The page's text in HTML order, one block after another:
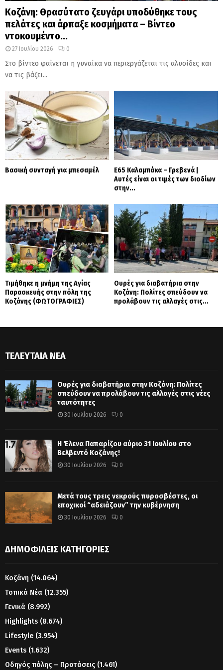
Κοζάνη: Θρασύτατο ζευγάρι υποδύθηκε τους
πελάτες και άρπαξε κοσμήματα – Βίντεο
ντοκουμέντο...
27 Ιουλίου 2026 0
Στο βίντεο φαίνεται η γυναίκα να περιεργάζεται τις αλυσίδες και
να τις βάζει...
Βασική συνταγή για μπεσαμέλ
Ε65 Καλαμπάκα – Γρεβενά |
Αυτές είναι οι τιμές των διοδίων
στην...
Τιμήθηκε η μνήμη της Αγίας
Παρασκευής στην πόλη της
Κοζάνης (ΦΩΤΟΓΡΑΦΙΕΣ)
Ουρές για διαβατήρια στην
Κοζάνη: Πολίτες σπεύδουν να
προλάβουν τις αλλαγές στις...
ΤΕΛΕΥΤΑΊΑ ΝΈΑ
Ουρές για διαβατήρια στην Κοζάνη: Πολίτες
σπεύδουν να προλάβουν τις αλλαγές στις νέες
ταυτότητες
30 Ιουλίου 2026 0
Η Έλενα Παπαρίζου αύριο 31 Ιουλίου στο
Βελβεντό Κοζάνης!
30 Ιουλίου 2026 0
Μετά τους τρεις νεκρούς πυροσβέστες, οι
εποχικοί “αδειάζουν” την κυβέρνηση
30 Ιουλίου 2026 0
ΔΗΜΟΦΙΛΕΊΣ ΚΑΤΗΓΟΡΊΕΣ
Κοζάνη (14.064)
Τοπικά Νέα (12.355)
Γενικά (8.992)
Highlights (8.674)
Lifestyle (3.954)
Events (1.632)
Οδηγός πόλης – Προτάσεις (1.461)